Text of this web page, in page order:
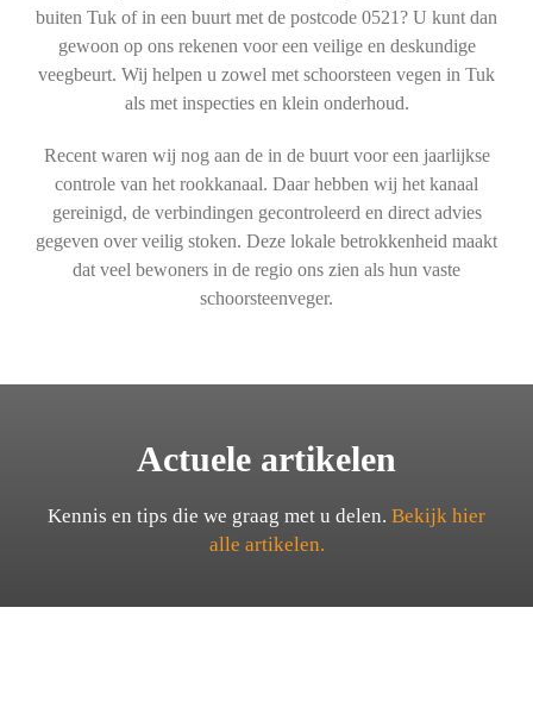
buiten Tuk of in een buurt met de postcode 0521? U kunt dan
gewoon op ons rekenen voor een veilige en deskundige
veegbeurt. Wij helpen u zowel met schoorsteen vegen in Tuk
als met inspecties en klein onderhoud.
Recent waren wij nog aan de in de buurt voor een jaarlijkse
controle van het rookkanaal. Daar hebben wij het kanaal
gereinigd, de verbindingen gecontroleerd en direct advies
gegeven over veilig stoken. Deze lokale betrokkenheid maakt
dat veel bewoners in de regio ons zien als hun vaste
schoorsteenveger.
Actuele artikelen
Kennis en tips die we graag met u delen. Bekijk hier
alle artikelen.